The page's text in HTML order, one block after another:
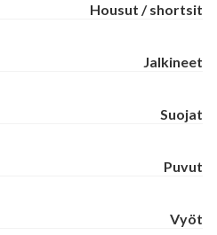
Housut / shortsit
Jalkineet
Suojat
Puvut
Vyöt